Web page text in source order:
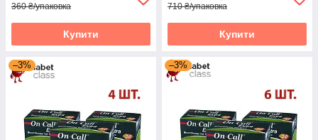
360 ₴/упаковка
Купити
710 ₴/упаковка
Купити
–3% –3%